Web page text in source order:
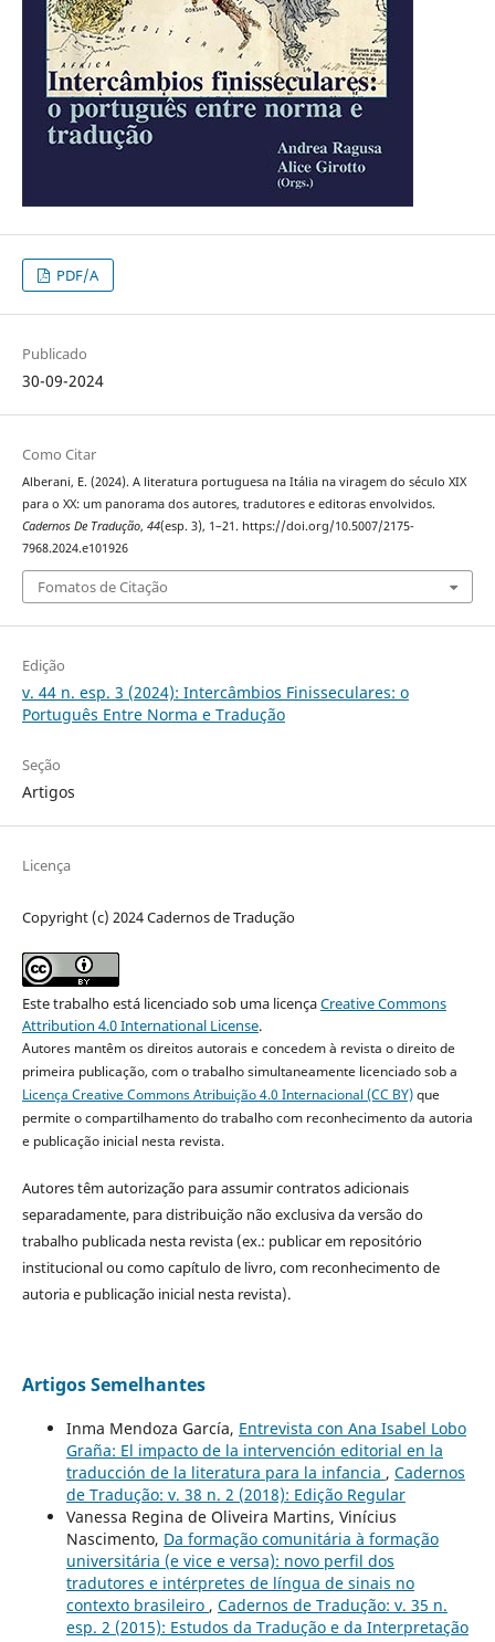
PDF/A
Publicado
30-09-2024
Como Citar
Alberani, E. (2024). A literatura portuguesa na Itália na viragem do século XIX
para o XX: um panorama dos autores, tradutores e editoras envolvidos.
Cadernos De Tradução, 44(esp. 3), 1–21. https://doi.org/10.5007/2175-
7968.2024.e101926
Fomatos de Citação
Edição
v. 44 n. esp. 3 (2024): Intercâmbios Finisseculares: o
Português Entre Norma e Tradução
Seção
Artigos
Licença
Copyright (c) 2024 Cadernos de Tradução
Este trabalho está licenciado sob uma licençaCreative Commons
Attribution 4.0 International License.
Autores mantêm os direitos autorais e concedem à revista o direito de
primeira publicação, com o trabalho simultaneamente licenciado sob a
Licença Creative Commons Atribuição 4.0 Internacional (CC BY)que
permite o compartilhamento do trabalho com reconhecimento da autoria
e publicação inicial nesta revista.
Autores têm autorização para assumir contratos adicionais
separadamente, para distribuição não exclusiva da versão do
trabalho publicada nesta revista (ex.: publicar em repositório
institucional ou como capítulo de livro, com reconhecimento de
autoria e publicação inicial nesta revista).
Artigos Semelhantes
Inma Mendoza García, Entrevista con Ana Isabel Lobo
Graña: El impacto de la intervención editorial en la
traducción de la literatura para la infancia , Cadernos
de Tradução: v. 38 n. 2 (2018): Edição Regular
Vanessa Regina de Oliveira Martins, Vinícius
Nascimento, Da formação comunitária à formação
universitária (e vice e versa): novo perfil dos
tradutores e intérpretes de língua de sinais no
contexto brasileiro , Cadernos de Tradução: v. 35 n.
esp. 2 (2015): Estudos da Tradução e da Interpretação